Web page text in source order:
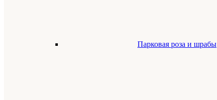
Парковая роза и шрабы